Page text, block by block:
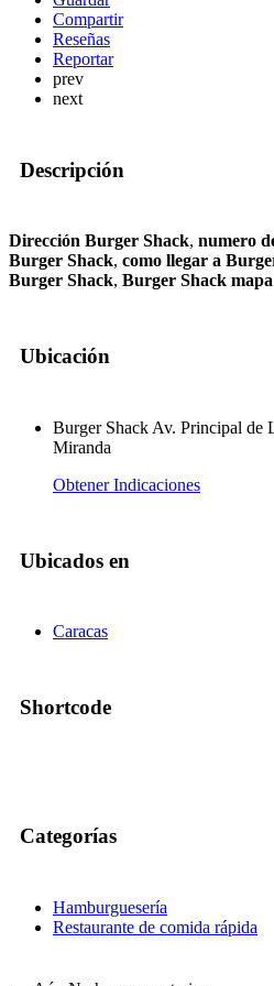
Compartir
Reseñas
Reportar
prev
next
Descripción
Dirección Burger Shack, numero
Burger Shack, como llegar a
Burger Shack, Burger Shack mapa
Ubicación
Burger Shack Av. Principal de
Miranda
Obtener Indicaciones
Ubicados en
Caracas
Shortcode
Categorías
Hamburguesería
Restaurante de comida rápida